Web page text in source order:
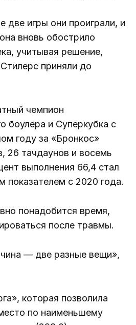
игры они проиграли, и
вновь обострило
учитывая решение,
приняли до
чемпион
боулера и Суперкубка с
году за «Бронкос»
26 тачдаунов и восемь
выполнения 66,4 стал
показателем с 2020 года.
понадобится время,
после травмы.
— две разные вещи»,
которая позволила
по наименьшему